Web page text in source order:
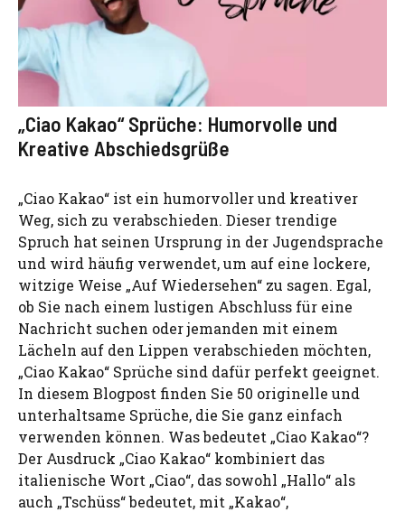
„Ciao Kakao“ Sprüche: Humorvolle und
Kreative Abschiedsgrüße
„Ciao Kakao“ ist ein humorvoller und kreativer
Weg, sich zu verabschieden. Dieser trendige
Spruch hat seinen Ursprung in der Jugendsprache
und wird häufig verwendet, um auf eine lockere,
witzige Weise „Auf Wiedersehen“ zu sagen. Egal,
ob Sie nach einem lustigen Abschluss für eine
Nachricht suchen oder jemanden mit einem
Lächeln auf den Lippen verabschieden möchten,
„Ciao Kakao“ Sprüche sind dafür perfekt geeignet.
In diesem Blogpost finden Sie 50 originelle und
unterhaltsame Sprüche, die Sie ganz einfach
verwenden können. Was bedeutet „Ciao Kakao“?
Der Ausdruck „Ciao Kakao“ kombiniert das
italienische Wort „Ciao“, das sowohl „Hallo“ als
auch „Tschüss“ bedeutet, mit „Kakao“,